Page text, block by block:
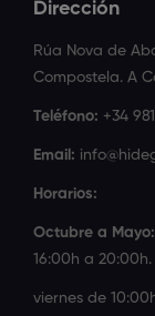
Dirección
Rúa Nova de
Compostela. A
Teléfono: +34
Email:
Horarios:
Octubre a Mayo:
16:00h a 20:00h.
viernes de